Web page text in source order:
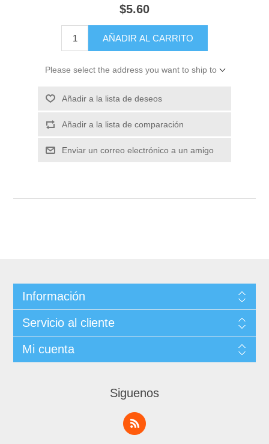
$5.60
Please select the address you want to ship to
Información
Servicio al cliente
Mi cuenta
Siguenos